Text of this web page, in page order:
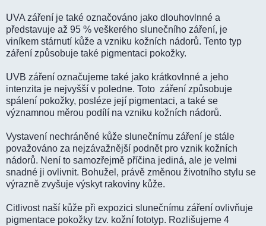
UVA záření je také označováno jako dlouhovlnné a
představuje až 95 % veškerého slunečního záření, je
viníkem stárnutí kůže a vzniku kožních nádorů. Tento typ
záření způsobuje také pigmentaci pokožky.
UVB záření označujeme také jako krátkovlnné a jeho
intenzita je nejvyšší v poledne. Toto záření způsobuje
spálení pokožky, posléze její pigmentaci, a také se
významnou měrou podílí na vzniku kožních nádorů.
Vystavení nechráněné kůže slunečnímu záření je stále
považováno za nejzávažnější podnět pro vznik kožních
nádorů. Není to samozřejmě příčina jediná, ale je velmi
snadné ji ovlivnit. Bohužel, právě změnou životního stylu se
výrazně zvyšuje výskyt rakoviny kůže.
Citlivost naší kůže při expozici slunečnímu záření ovlivňuje
pigmentace pokožky tzv. kožní fototyp. Rozlišujeme 4